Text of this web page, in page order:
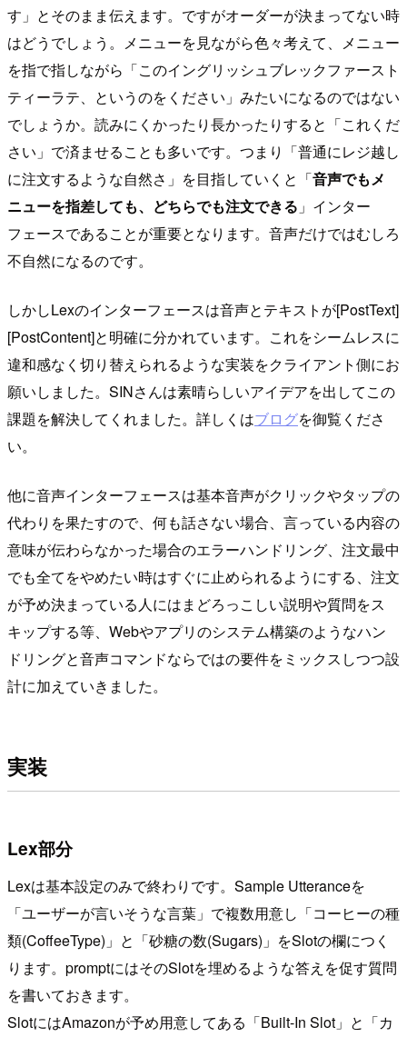
す」とそのまま伝えます。ですがオーダーが決まってない時
はどうでしょう。メニューを見ながら色々考えて、メニュー
を指で指しながら「このイングリッシュブレックファースト
ティーラテ、というのをください」みたいになるのではない
でしょうか。読みにくかったり長かったりすると「これくだ
さい」で済ませることも多いです。つまり「普通にレジ越し
に注文するような自然さ」を目指していくと「音声でもメ
ニューを指差しても、どちらでも注文できる 」インター
フェースであることが重要となります。音声だけではむしろ
不自然になるのです。
しかしLexのインターフェースは音声とテキストが[PostText]
[PostContent]と明確に分かれています。これをシームレスに
違和感なく切り替えられるような実装をクライアント側にお
願いしました。SINさんは素晴らしいアイデアを出してこの
課題を解決してくれました。詳しくはブログを御覧くださ
い。
他に音声インターフェースは基本音声がクリックやタップの
代わりを果たすので、何も話さない場合、言っている内容の
意味が伝わらなかった場合のエラーハンドリング、注文最中
でも全てをやめたい時はすぐに止められるようにする、注文
が予め決まっている人にはまどろっこしい説明や質問をス
キップする等、Webやアプリのシステム構築のようなハン
ドリングと音声コマンドならではの要件をミックスしつつ設
計に加えていきました。
実装
Lex部分
Lexは基本設定のみで終わりです。Sample Utteranceを
「ユーザーが言いそうな言葉」で複数用意し「コーヒーの種
類(CoffeeType)」と「砂糖の数(Sugars)」をSlotの欄につく
ります。promptにはそのSlotを埋めるような答えを促す質問
を書いておきます。
SlotにはAmazonが予め用意してある「Built-In Slot」と「カ